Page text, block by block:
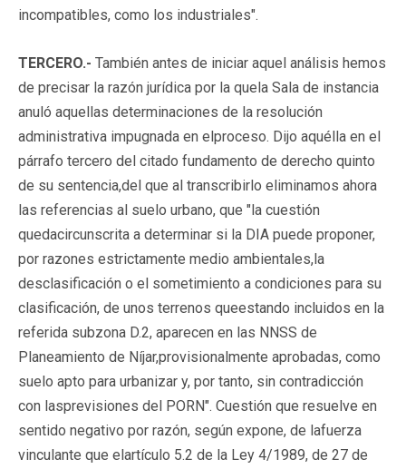
incompatibles, como los industriales".
TERCERO.- También antes de iniciar aquel análisis hemos
de precisar la razón jurídica por la quela Sala de instancia
anuló aquellas determinaciones de la resolución
administrativa impugnada en elproceso. Dijo aquélla en el
párrafo tercero del citado fundamento de derecho quinto
de su sentencia,del que al transcribirlo eliminamos ahora
las referencias al suelo urbano, que "la cuestión
quedacircunscrita a determinar si la DIA puede proponer,
por razones estrictamente medio ambientales,la
desclasificación o el sometimiento a condiciones para su
clasificación, de unos terrenos queestando incluidos en la
referida subzona D.2, aparecen en las NNSS de
Planeamiento de Níjar,provisionalmente aprobadas, como
suelo apto para urbanizar y, por tanto, sin contradicción
con lasprevisiones del PORN". Cuestión que resuelve en
sentido negativo por razón, según expone, de lafuerza
vinculante que elartículo 5.2 de la Ley 4/1989, de 27 de